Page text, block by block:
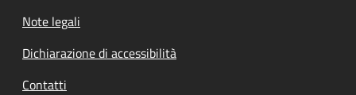
Note legali
Dichiarazione di accessibilità
Contatti